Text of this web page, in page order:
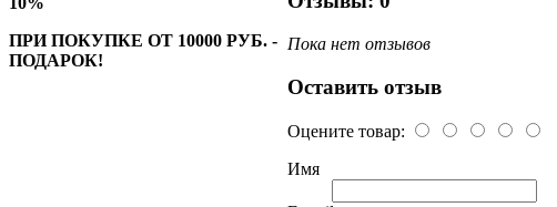
ПРИ ПОКУПКЕ ОТ 10000 РУБ. -
ПОДАРОК!
Пока нет отзывов
Оставить отзыв
Оцените товар:
Имя